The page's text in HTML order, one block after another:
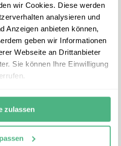
wir Cookies. Diese werden
analysieren und
Anzeigen anbieten können,
geben wir Informationen
Webseite an Drittanbieter
Sie können Ihre Einwilligung
zulassen
e.de
– Freitag:
individueller